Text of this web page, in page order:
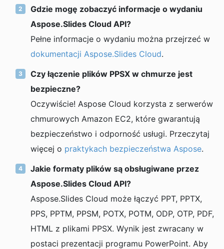
Gdzie mogę zobaczyć informacje o wydaniu
Aspose.Slides Cloud API?
Pełne informacje o wydaniu można przejrzeć w
dokumentacji Aspose.Slides Cloud.
Czy łączenie plików PPSX w chmurze jest
bezpieczne?
Oczywiście! Aspose Cloud korzysta z serwerów
chmurowych Amazon EC2, które gwarantują
bezpieczeństwo i odporność usługi. Przeczytaj
więcej o praktykach bezpieczeństwa Aspose.
Jakie formaty plików są obsługiwane przez
Aspose.Slides Cloud API?
Aspose.Slides Cloud może łączyć PPT, PPTX,
PPS, PPTM, PPSM, POTX, POTM, ODP, OTP, PDF,
HTML z plikami PPSX. Wynik jest zwracany w
postaci prezentacji programu PowerPoint. Aby